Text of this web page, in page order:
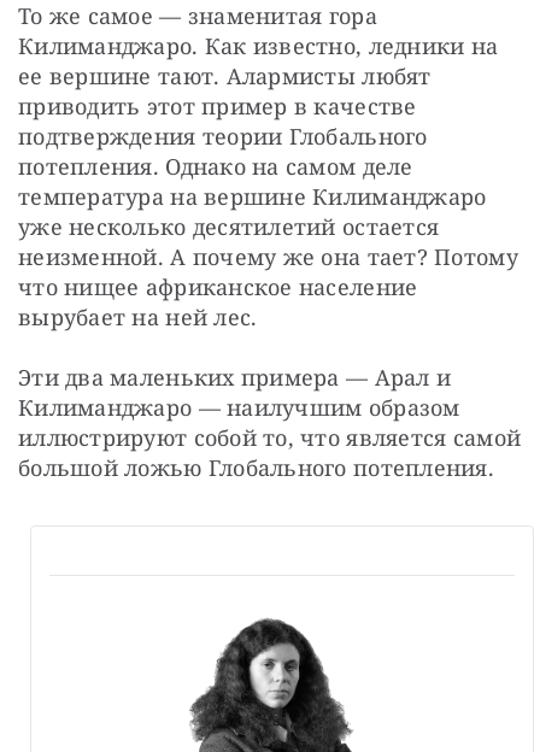
То же самое — знаменитая гора
Килиманджаро. Как известно, ледники на
ее вершине тают. Алармисты любят
приводить этот пример в качестве
подтверждения теории Глобального
потепления. Однако на самом деле
температура на вершине Килиманджаро
уже несколько десятилетий остается
неизменной. А почему же она тает? Потому
что нищее африканское население
вырубает на ней лес.
Эти два маленьких примера — Арал и
Килиманджаро — наилучшим образом
иллюстрируют собой то, что является самой
большой ложью Глобального потепления.